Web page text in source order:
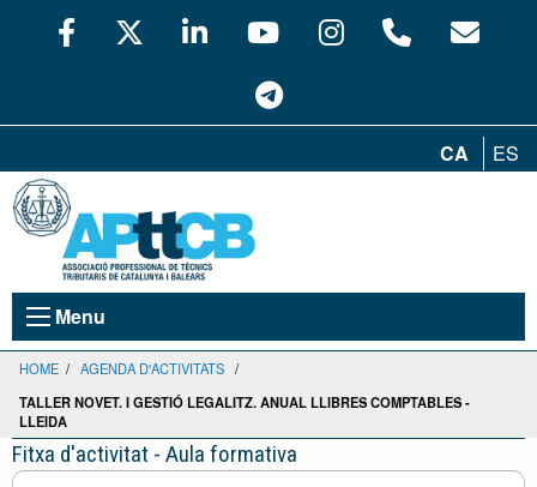
CA ES
Menu
HOME / AGENDA D'ACTIVITATS /
TALLER NOVET. I GESTIÓ LEGALITZ. ANUAL LLIBRES COMPTABLES -
LLEIDA
Fitxa d'activitat - Aula formativa